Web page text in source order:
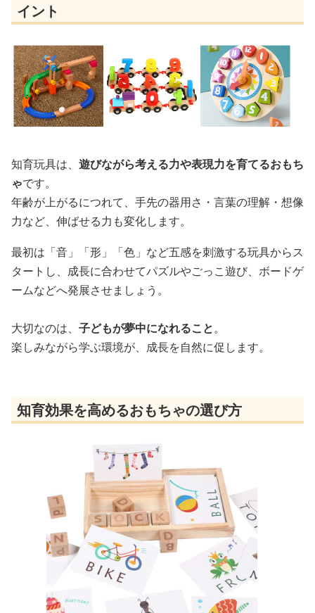
イント
知育玩具は、 遊びながら考える力や表現力を育てるおもち
ゃです。
年齢が上がるにつれて、手先の器用さ・言葉の理解・想像
力など、伸ばせる力も変化します。
最初は「音」「形」「色」など五感を刺激する玩具からス
タートし、成長に合わせてパズルやごっこ遊び、ボードゲ
ームなどへ発展させましょう。
大切なのは、 子どもが夢中になれること。
楽しみながら学ぶ環境が、成長を自然に促します。
知育効果を高めるおもちゃの選び方